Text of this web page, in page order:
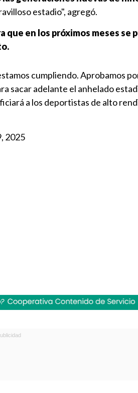
estadio", agregó.
que en los próximos meses se
cumpliendo. Aprobamos
sacar adelante el anhelado
a los deportistas de alto
2025